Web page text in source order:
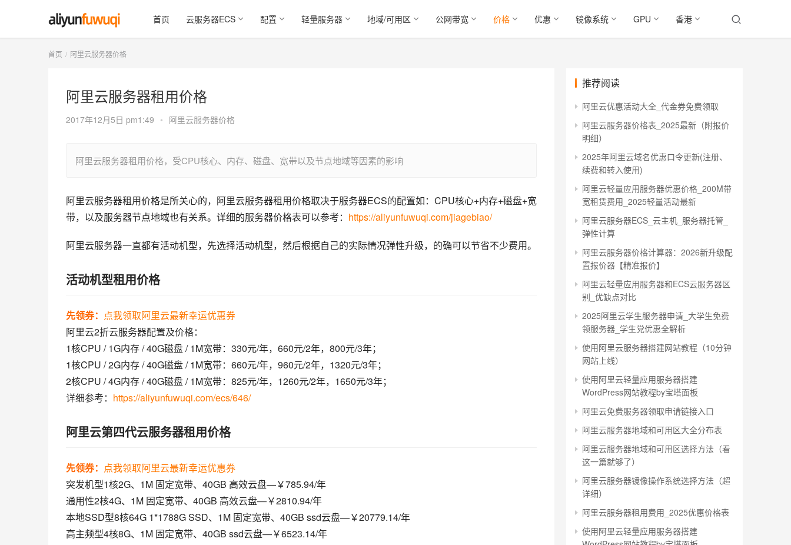
首页 云服务器ECS 配置 轻量服务器 地域/可用区 公网带宽 价格 优惠 镜像系统 GPU 香港
首页 阿里云服务器价格
阿里云服务器租用价格
2017年12月5日 pm1:49 • 阿里云服务器价格
阿里云服务器租用价格，受CPU核心、内存、磁盘、宽带以及节点地域等因素的影响
阿里云服务器租用价格是所关心的，阿里云服务器租用价格取决于服务器ECS的配置如：CPU核心+内存+磁盘+宽
带，以及服务器节点地域也有关系。详细的服务器价格表可以参考： https://aliyunfuwuqi.com/jiagebiao/
阿里云服务器一直都有活动机型，先选择活动机型，然后根据自己的实际情况弹性升级，的确可以节省不少费用。
活动机型租用价格
先领券： 点我领取阿里云最新幸运优惠券
阿里云2折云服务器配置及价格：
1核CPU / 1G内存 / 40G磁盘 / 1M宽带：330元/年，660元/2年，800元/3年；
1核CPU / 2G内存 / 40G磁盘 / 1M宽带：660元/年，960元/2年，1320元/3年；
2核CPU / 4G内存 / 40G磁盘 / 1M宽带：825元/年，1260元/2年，1650元/3年；
详细参考： https://aliyunfuwuqi.com/ecs/646/
阿里云第四代云服务器租用价格
先领券： 点我领取阿里云最新幸运优惠券
突发机型1核2G、1M 固定宽带、40GB 高效云盘—￥785.94/年
通用性2核4G、1M 固定宽带、40GB 高效云盘—￥2810.94/年
本地SSD型8核64G 1*1788G SSD、1M 固定宽带、40GB ssd云盘—￥20779.14/年
高主频型4核8G、1M 固定宽带、40GB ssd云盘—￥6523.14/年
推荐阅读
阿里云优惠活动大全_代金券免费领取
阿里云服务器价格表_2025最新（附报价
明细）
2025年阿里云域名优惠口令更新(注册、
续费和转入使用)
阿里云轻量应用服务器优惠价格_200M带
宽租赁费用_2025轻量活动最新
阿里云服务器ECS_云主机_服务器托管_
弹性计算
阿里云服务器价格计算器：2026新升级配
置报价器【精准报价】
阿里云轻量应用服务器和ECS云服务器区
别_优缺点对比
2025阿里云学生服务器申请_大学生免费
领服务器_学生党优惠全解析
使用阿里云服务器搭建网站教程（10分钟
网站上线）
使用阿里云轻量应用服务器搭建
WordPress网站教程by宝塔面板
阿里云免费服务器领取申请链接入口
阿里云服务器地域和可用区大全分布表
阿里云服务器地域和可用区选择方法（看
这一篇就够了）
阿里云服务器镜像操作系统选择方法（超
详细）
阿里云服务器租用费用_2025优惠价格表
使用阿里云轻量应用服务器搭建